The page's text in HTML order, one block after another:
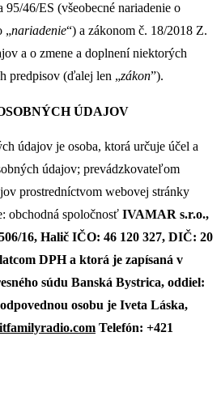
95/46/ES (všeobecné nariadenie o
„nariadenie“) a zákonom č. 18/2018 Z.
a o zmene a doplnení niektorých
predpisov (ďalej len „zákon”).
ÚDAJOV
údajov je osoba, ktorá určuje účel a
údajov; prevádzkovateľom
prostredníctvom webovej stránky
obchodná spoločnosť IVAMAR s.r.o.,
16, Halič IČO: 46 120 327, DIČ: 20
DPH a ktorá je zapísaná v
súdu Banská Bystrica, oddiel:
osobu je Iveta Láska,
Telefón: +421